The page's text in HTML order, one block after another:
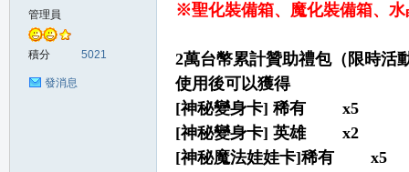
管理員
積分 5021
發消息
※聖化裝備箱、魔化裝備箱、
2萬台幣累計贊助禮包（限時活
使用後可以獲得
[神秘變身卡] 稀有 x5
[神秘變身卡] 英雄 x2
[神秘魔法娃娃卡]稀有 x5